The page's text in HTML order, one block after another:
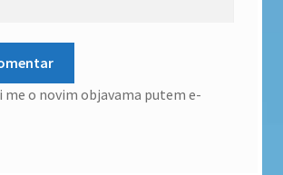
me o novim objavama putem e-